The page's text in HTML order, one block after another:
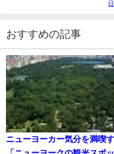
おすすめの記事
ニューヨーカー気分を満喫